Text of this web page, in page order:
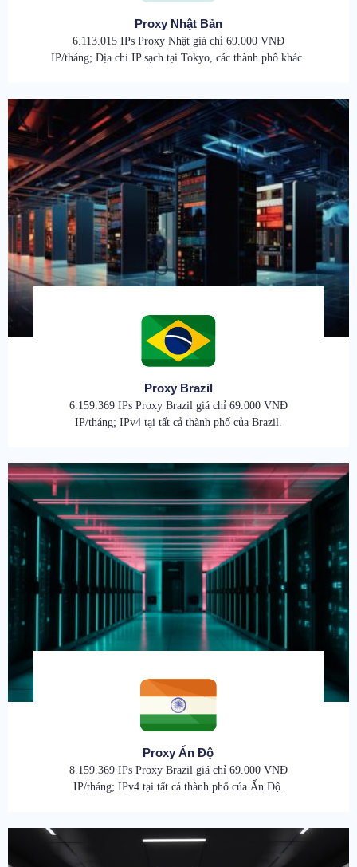
Proxy Nhật Bản
6.113.015 IPs Proxy Nhật giá chỉ 69.000 VNĐ
IP/tháng; Địa chỉ IP sạch tại Tokyo, các thành phố khác.
Proxy Brazil
6.159.369 IPs Proxy Brazil giá chỉ 69.000 VNĐ
IP/tháng; IPv4 tại tất cả thành phố của Brazil.
Proxy Ấn Độ
8.159.369 IPs Proxy Brazil giá chỉ 69.000 VNĐ
IP/tháng; IPv4 tại tất cả thành phố của Ấn Độ.